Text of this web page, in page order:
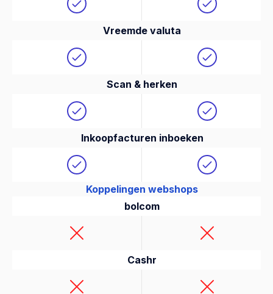
Vreemde valuta
Scan & herken
Inkoopfacturen inboeken
Koppelingen webshops
bolcom
Cashr